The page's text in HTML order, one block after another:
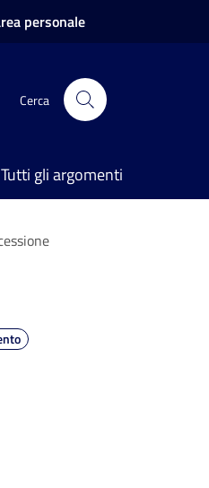
personale
Cerca
Tutti gli argomenti